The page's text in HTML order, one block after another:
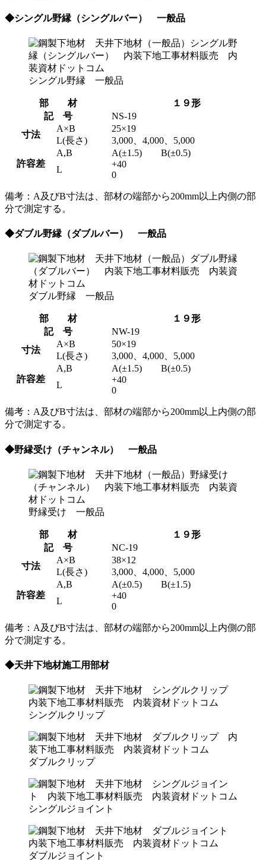
◆シングル野縁（シングルバー） 一般品
シングル野縁 一般品
部 材
１９形
記 号
NS-19
寸法
A×B
25×19
L(長さ)
3,000、4,000、5,000
許容差
A,B
A(±1.5) B(±0.5)
L
+40
0
備考：A及びB寸法は、部材の端部から200mm以上内側の部
分で測定する。
◆ダブル野縁（ダブルバー） 一般品
ダブル野縁 一般品
部 材
１９形
記 号
NW-19
寸法
A×B
50×19
L(長さ)
3,000、4,000、5,000
許容差
A,B
A(±1.5) B(±0.5)
L
+40
0
備考：A及びB寸法は、部材の端部から200mm以上内側の部
分で測定する。
◆野縁受け（チャンネル） 一般品
野縁受け 一般品
部 材
１９形
記 号
NC-19
寸法
A×B
38×12
L(長さ)
3,000、4,000、5,000
許容差
A,B
A(±0.5) B(±1.5)
L
+40
0
備考：A及びB寸法は、部材の端部から200mm以上内側の部
分で測定する。
◆天井下地材施工用部材
シングルクリップ
ダブルクリップ
シングルジョイント
ダブルジョイント